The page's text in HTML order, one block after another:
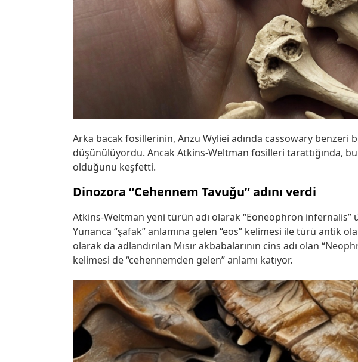
Arka bacak fosillerinin, Anzu Wyliei adında cassowary benzeri
düşünülüyordu. Ancak Atkins-Weltman fosilleri tarattığında,
olduğunu keşfetti.
Dinozora “Cehennem Tavuğu” adını verdi
Atkins-Weltman yeni türün adı olarak “Eoneophron infernalis”
Yunanca “şafak” anlamına gelen “eos” kelimesi ile türü antik
olarak da adlandırılan Mısır akbabalarının cins adı olan
kelimesi de “cehennemden gelen” anlamı katıyor.